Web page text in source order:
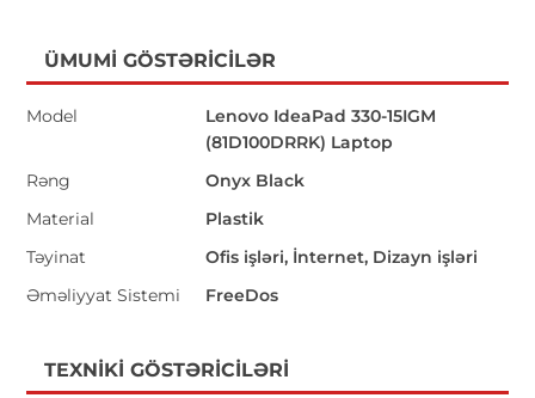
ÜMUMI GÖSTƏRICILƏR
Model
Lenovo IdeaPad 330-15IGM
(81D100DRRK) Laptop
Rəng
Onyx Black
Material
Plastik
Təyinat
Ofis işləri, İnternet, Dizayn işləri
Əməliyyat Sistemi
FreeDos
TEXNIKI GÖSTƏRICILƏRI